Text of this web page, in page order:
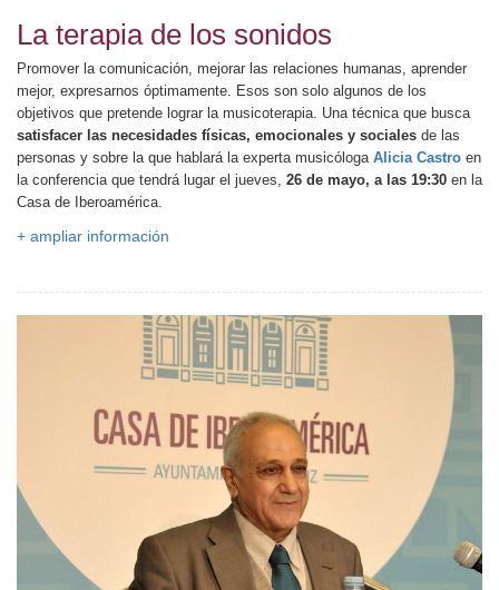
La terapia de los sonidos
Promover la comunicación, mejorar las relaciones humanas, aprender
mejor, expresarnos óptimamente. Esos son solo algunos de los
objetivos que pretende lograr la musicoterapia. Una técnica que busca
satisfacer las necesidades físicas, emocionales y sociales de las
personas y sobre la que hablará la experta musicóloga Alicia Castro en
la conferencia que tendrá lugar el jueves, 26 de mayo, a las 19:30 en la
Casa de Iberoamérica.
+ ampliar información